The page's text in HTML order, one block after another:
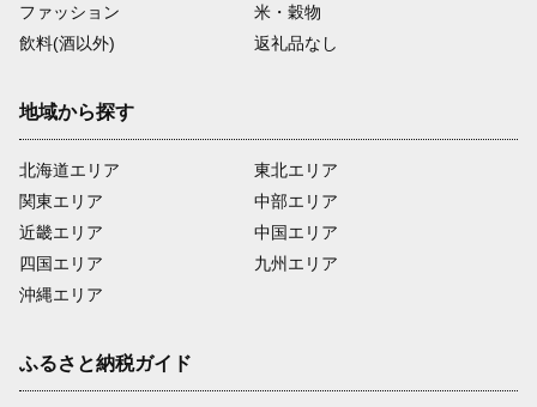
ファッション
米・穀物
飲料(酒以外)
返礼品なし
地域から探す
北海道エリア
関東エリア
近畿エリア
四国エリア
沖縄エリア
東北エリア
中部エリア
中国エリア
九州エリア
ふるさと納税ガイド